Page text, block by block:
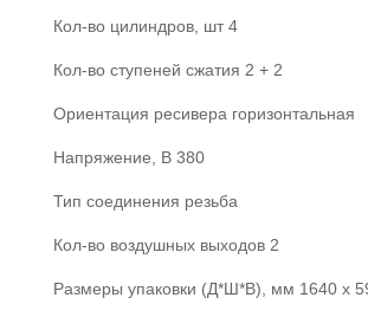
Кол-во цилиндров, шт 4
Кол-во ступеней сжатия 2 + 2
Ориентация ресивера горизонтальная
Напряжение, В 380
Тип соединения резьба
Кол-во воздушных выходов 2
Размеры упаковки (Д*Ш*В), мм 1640 x